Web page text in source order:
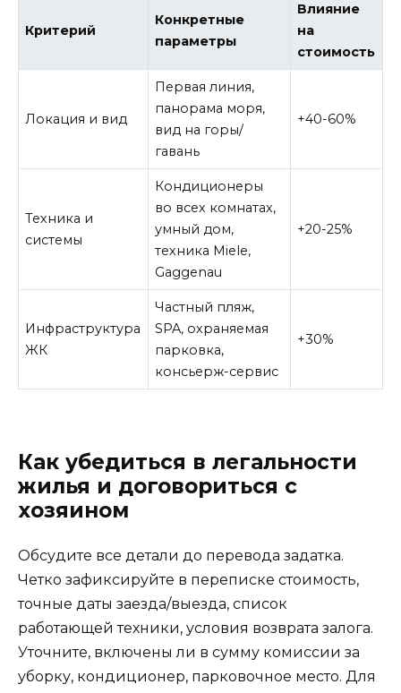
Критерий
Конкретные
параметры
Влияние
на
стоимость
Локация и вид
Первая линия,
панорама моря,
вид на горы/
гавань
+40-60%
Техника и
системы
Кондиционеры
во всех комнатах,
умный дом,
техника Miele,
Gaggenau
+20-25%
Инфраструктура
ЖК
Частный пляж,
SPA, охраняемая
парковка,
консьерж-сервис
+30%
Как убедиться в легальности
жилья и договориться с
хозяином
Обсудите все детали до перевода задатка.
Четко зафиксируйте в переписке стоимость,
точные даты заезда/выезда, список
работающей техники, условия возврата залога.
Уточните, включены ли в сумму комиссии за
уборку, кондиционер, парковочное место. Для